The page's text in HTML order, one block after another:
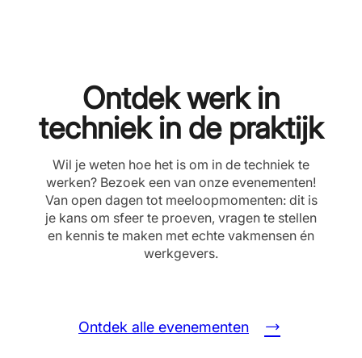
Ontdek werk in
techniek in de praktijk
Wil je weten hoe het is om in de techniek te
werken? Bezoek een van onze evenementen!
Van open dagen tot meeloopmomenten: dit is
je kans om sfeer te proeven, vragen te stellen
en kennis te maken met echte vakmensen én
werkgevers.
Ontdek alle evenementen